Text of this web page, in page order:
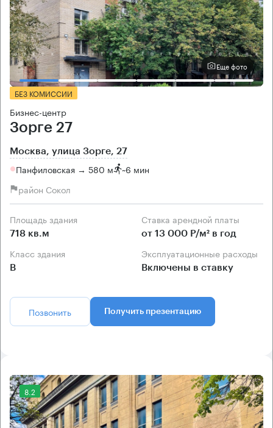
Еще фото
БЕЗ КОМИССИИ
Бизнес-центр
Зорге 27
Москва, улица Зорге, 27
Панфиловская → 580 м ~6 мин
район Сокол
Площадь здания
718 кв.м
Ставка арендной платы
от 13 000 Р/м² в год
Класс здания
B
Эксплуатационные расходы
Включены в ставку
Позвонить Получить презентацию
8.2